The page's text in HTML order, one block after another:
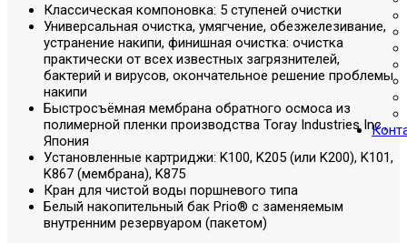
Классическая компоновка: 5 ступеней очистки
Универсальная очистка, умягчение, обезжелезивание,
устранение накипи, финишная очистка: очистка
практически от всех известных загрязнителей,
бактерий и вирусов, окончательное решение проблемы
накипи
Быстросъёмная мембрана обратного осмоса из
полимерной пленки производства Toray Industries Inc.,
Япония
Установленные картриджи: K100, K205 (или K200), K101,
K867 (мембрана), K875
Кран для чистой воды поршневого типа
Белый накопительный бак Prio® с заменяемым
внутренним резервуаром (пакетом)